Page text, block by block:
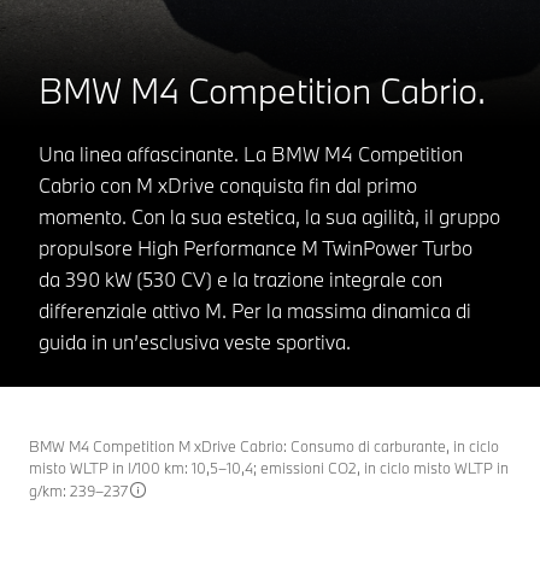
BMW M4 Competition Cabrio.
Una linea affascinante. La BMW M4 Competition
Cabrio con M xDrive conquista fin dal primo
momento. Con la sua estetica, la sua agilità, il gruppo
propulsore High Performance M TwinPower Turbo
da 390 kW (530 CV) e la trazione integrale con
differenziale attivo M. Per la massima dinamica di
guida in un’esclusiva veste sportiva.
BMW M4 Competition M xDrive Cabrio: Consumo di carburante, in ciclo
misto WLTP in l/100 km: 10,5–10,4; emissioni CO2, in ciclo misto WLTP in
g/km: 239–237